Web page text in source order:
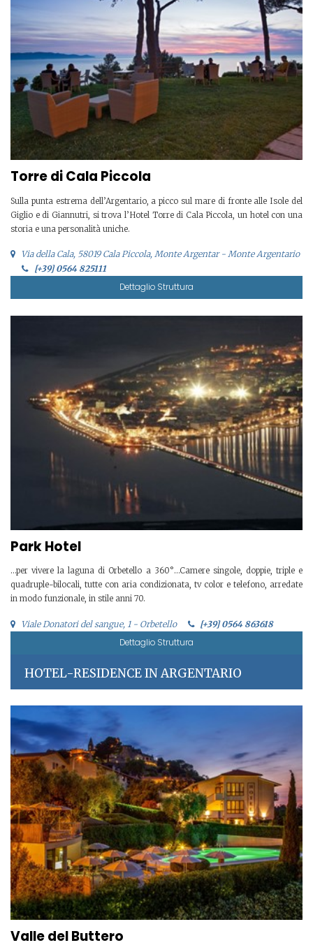
Torre di Cala Piccola
Sulla punta estrema dell’Argentario, a picco sul mare di fronte alle Isole del
Giglio e di Giannutri, si trova l’Hotel Torre di Cala Piccola, un hotel con una
storia e una personalità uniche.
Via della Cala, 58019 Cala Piccola, Monte Argentar - Monte Argentario
[+39] 0564 825111
Dettaglio Struttura
Park Hotel
…per vivere la laguna di Orbetello a 360°…Camere singole, doppie, triple e
quadruple-bilocali, tutte con aria condizionata, tv color e telefono, arredate
in modo funzionale, in stile anni 70.
Viale Donatori del sangue, 1 - Orbetello [+39] 0564 863618
Dettaglio Struttura
HOTEL-RESIDENCE IN ARGENTARIO
Valle del Buttero